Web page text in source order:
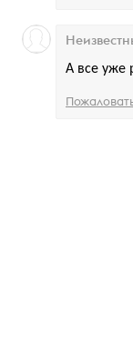
А все уже